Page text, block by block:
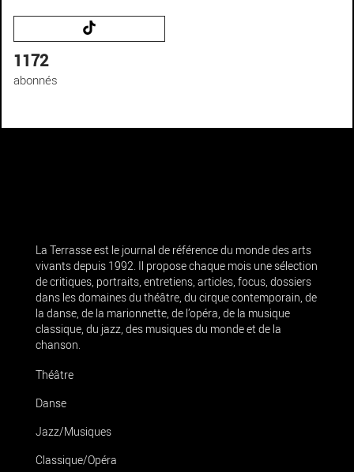
1172
abonnés
La Terrasse est le journal de référence du monde des arts
vivants depuis 1992. Il propose chaque mois une sélection
de critiques, portraits, entretiens, articles, focus, dossiers
dans les domaines du théâtre, du cirque contemporain, de
la danse, de la marionnette, de l’opéra, de la musique
classique, du jazz, des musiques du monde et de la
chanson.
Théâtre
Danse
Jazz/Musiques
Classique/Opéra